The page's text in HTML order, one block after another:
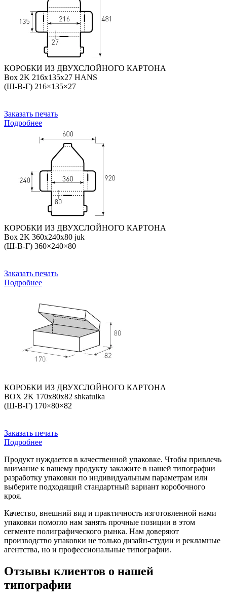
КОРОБКИ ИЗ ДВУХСЛОЙНОГО КАРТОНА
Box 2K 216x135x27 HANS
(Ш-В-Г) 216×135×27
Заказать печать
Подробнее
КОРОБКИ ИЗ ДВУХСЛОЙНОГО КАРТОНА
Box 2K 360х240х80 juk
(Ш-В-Г) 360×240×80
Заказать печать
Подробнее
КОРОБКИ ИЗ ДВУХСЛОЙНОГО КАРТОНА
BOX 2K 170x80x82 shkatulka
(Ш-В-Г) 170×80×82
Заказать печать
Подробнее
Продукт нуждается в качественной упаковке. Чтобы привлечь
внимание к вашему продукту закажите в нашей типографии
разработку упаковки по индивидуальным параметрам или
выберите подходящий стандартный вариант коробочного
кроя.
Качество, внешний вид и практичность изготовленной нами
упаковки помогло нам занять прочные позиции в этом
сегменте полиграфического рынка. Нам доверяют
производство упаковки не только дизайн-студии и рекламные
агентства, но и профессиональные типографии.
Отзывы клиентов о нашей
типографии